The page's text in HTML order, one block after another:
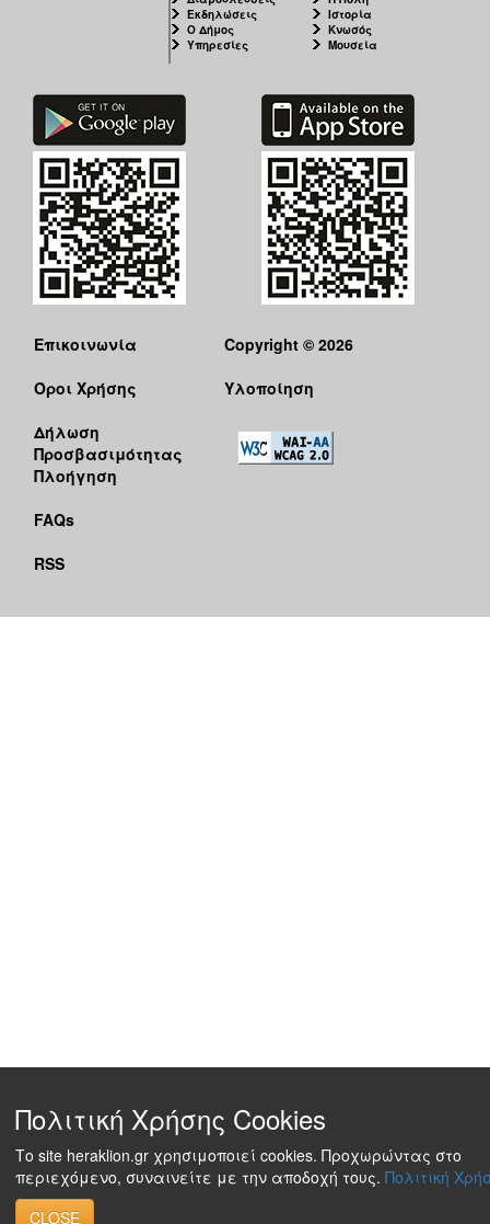
Εκδηλώσεις
Ο Δήμος
Υπηρεσίες
Ιστορία
Κνωσός
Μουσεία
Επικοινωνία
Όροι Χρήσης
Δήλωση
Προσβασιμότητας
Πλοήγηση
FAQs
RSS
Copyright © 2026
Υλοποίηση
Πολιτική Χρήσης Cookies
Το site heraklion.gr χρησιμοποιεί cookies. Προχωρώντας στο
περιεχόμενο, συναινείτε με την αποδοχή τους. Πολιτική
CLOSE